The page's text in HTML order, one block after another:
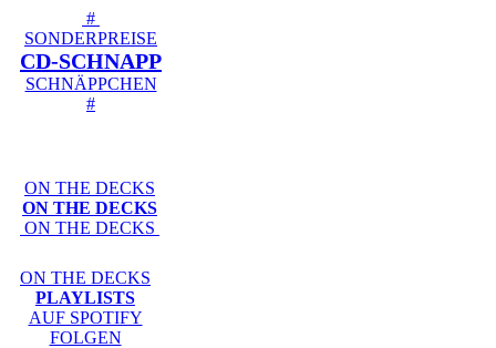
#
SONDERPREISE
CD-SCHNAPP
SCHNÄPPCHEN
#
ON THE DECKS
ON THE DECKS
ON THE DECKS
ON THE DECKS
PLAYLISTS
AUF SPOTIFY
FOLGEN